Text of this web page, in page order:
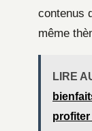
contenus
même
LIRE